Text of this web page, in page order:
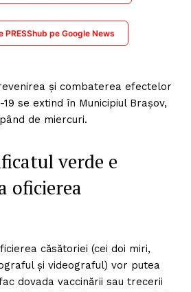
PRESShub pe Google News
și combaterea efectelor
se extind în Municipiul Brașov,
de miercuri.
verde e
oficierea
căsătoriei (cei doi miri,
și videograful) vor putea
dovada vaccinării sau trecerii